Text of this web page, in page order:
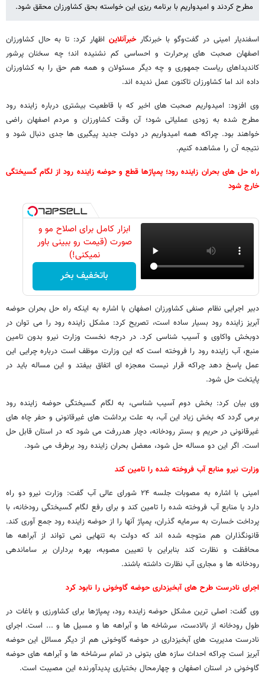
مطرح کردند و امیدواریم با برنامه ریزی این خواسته بحق کشاورزان محقق شود.
اسفندیار امینی در گفت‌وگو با خبرنگارخبرآنلاین اظهار کرد: تا به حال کشاورزان
اصفهان صحبت های پرحرارت و احساسی کم نشنیده اند؛ چه سخنان پرشور
کاندیداهای ریاست جمهوری و چه دیگر مسئولان و همه هم حق را به کشاورزان
داده اند اما کشاورزان تاکنون عمل ندیده اند.
وی افزود: امیدواریم صحبت های اخیر که با قاطعیت بیشتری درباره زاینده رود
مطرح شده به زودی عملیاتی شود؛ آن وقت کشاورزان و مردم اصفهان راضی
خواهند بود. چراکه همه امیدواریم در دولت جدید پیگیری ها جدی دنبال شود و
نتیجه آن را مشاهده کنیم.
راه حل های بحران زاینده رود؛ پمپاژها قطع و حوضه زاینده رود از لگام گسیختگی
خارج شود
ابزار کامل برای اصلاح مو و
صورت (قیمت رو ببینی باور
نمیکنی!)
باتخفیف بخر
دبیر اجرایی نظام صنفی کشاورزان اصفهان با اشاره به اینکه راه حل بحران حوضه
آبریز زاینده رود بسیار ساده است، تصریح کرد: مشکل زاینده رود را می توان در
دوبخش واکاوی و آسیب شناسی کرد. در درجه نخست وزارت نیرو بدون تامین
منبع، آب زاینده رود را فروخته است که این وزارت موظف است درباره چرایی این
عمل پاسخ دهد چراکه قرار نیست معجزه ای اتفاق بیفتد و این مساله باید در
پایتخت حل شود.
وی بیان کرد: بخش دوم آسیب شناسی، به لگام گسیختگی حوضه زاینده رود
برمی گردد که بخش زیاد این آب، به علت برداشت های غیرقانونی و حفر چاه های
غیرقانونی در حریم و بستر رودخانه، دچار هدررفت می شود که در استان قابل حل
است. اگر این دو مساله حل شود، معضل بحران زاینده رود برطرف می شود.
وزارت نیرو منابع آب فروخته شده را تامین کند
امینی با اشاره به مصوبات جلسه ۲۴ شورای عالی آب گفت: وزارت نیرو دو راه
دارد یا منابع آب فروخته شده را تامین کند و برای رفع لگام گسیختگی رودخانه، با
پرداخت خسارت به سرمایه گذران، پمپاژ آنها را از حوضه زاینده رود جمع آوری کند.
قانونگذاران هم متوجه شده اند که دولت به تنهایی نمی تواند از آبراهه ها
محافظت و نظارت کند بنابراین با تعیین مصوبه، بهره برداران بر ساماندهی
رودخانه ها و مجاری آب نظارت داشته باشند.
اجرای نادرست طرح های آبخیزداری حوضه گاوخونی را نابود کرد
وی گفت: اصلی ترین مشکل حوضه زاینده رود، پمپاژها برای کشاورزی و باغات در
طول رودخانه از بالادست، سرشاخه ها و آبراهه ها و مسیل ها و ... است. اجرای
نادرست مدیریت های آبخیزداری در حوضه گاوخونی هم از دیگر مسائل این حوضه
آبریز است چراکه احداث سازه های بتونی در تمام سرشاخه ها و آبراهه های حوضه
گاوخونی در استان اصفهان و چهارمحال بختیاری پدیدآورنده این مصیبت است.